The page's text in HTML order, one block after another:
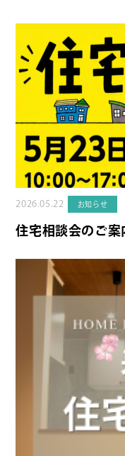
2026.05.22 お知らせ
住宅相談会のご